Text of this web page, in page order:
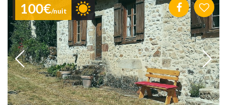
100€/nuit